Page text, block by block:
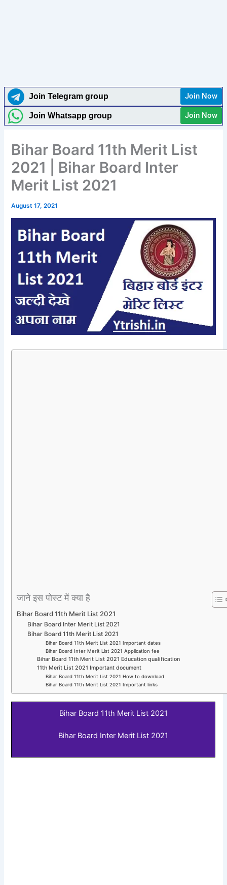
Join Telegram group Join Now
Join Whatsapp group Join Now
Bihar Board 11th Merit List
2021 | Bihar Board Inter
Merit List 2021
August 17, 2021
जाने इस पोस्ट में क्या है
Bihar Board 11th Merit List 2021
Bihar Board Inter Merit List 2021
Bihar Board 11th Merit List 2021
Bihar Board 11th Merit List 2021 Important dates
Bihar Board Inter Merit List 2021 Application fee
Bihar Board 11th Merit List 2021 Education qualification
11th Merit List 2021 Important document
Bihar Board 11th Merit List 2021 How to download
Bihar Board 11th Merit List 2021 Important links
Bihar Board 11th Merit List 2021
Bihar Board Inter Merit List 2021